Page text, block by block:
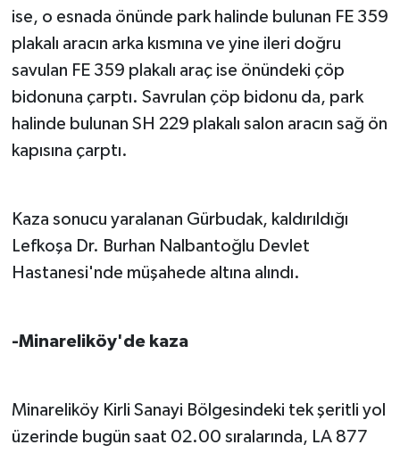
ise, o esnada önünde park halinde bulunan FE 359
plakalı aracın arka kısmına ve yine ileri doğru
savulan FE 359 plakalı araç ise önündeki çöp
bidonuna çarptı. Savrulan çöp bidonu da, park
halinde bulunan SH 229 plakalı salon aracın sağ ön
kapısına çarptı.
Kaza sonucu yaralanan Gürbudak, kaldırıldığı
Lefkoşa Dr. Burhan Nalbantoğlu Devlet
Hastanesi'nde müşahede altına alındı.
-Minareliköy'de kaza
Minareliköy Kirli Sanayi Bölgesindeki tek şeritli yol
üzerinde bugün saat 02.00 sıralarında, LA 877
TATLISU
TEKNOLOJİ
TİCARET
YAŞAM